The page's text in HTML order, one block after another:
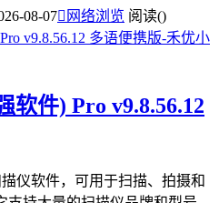
08-07 网络浏览 阅读()
软件) Pro v9.8.56.12
仪软件，可用于扫描、拍摄和